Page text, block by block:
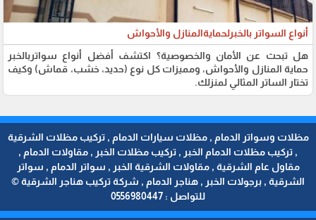
أنواع السواتر بالخبرلحمايةالمنازل والأحواش
هل تبحث عن الأمان والخصوصية؟ اكتشف أفضل أنواع سواتربالخبر
حماية المنازل والأحواش، ومميزات كل نوع (حديد، خشب، قماش) وكيف
تختار الساتر المثالي لمنزلك.
مظلات وسواتر الدمام , مظلات سيارات الدمام , تركيب مظلات الشرقية
, تركيب مظلات الدمام الخبر , تركيب مظلات الخبر , مقاولات الدمام ,
مقاول عام الشرقية , مقاولات الشرقية الخبر , سواتر الدمام , سواتر
الشرقية , برجولات الخبر , هناجر الدمام , شركة تركيب هناجر الشرقية ©
للتواصل : 0556980447